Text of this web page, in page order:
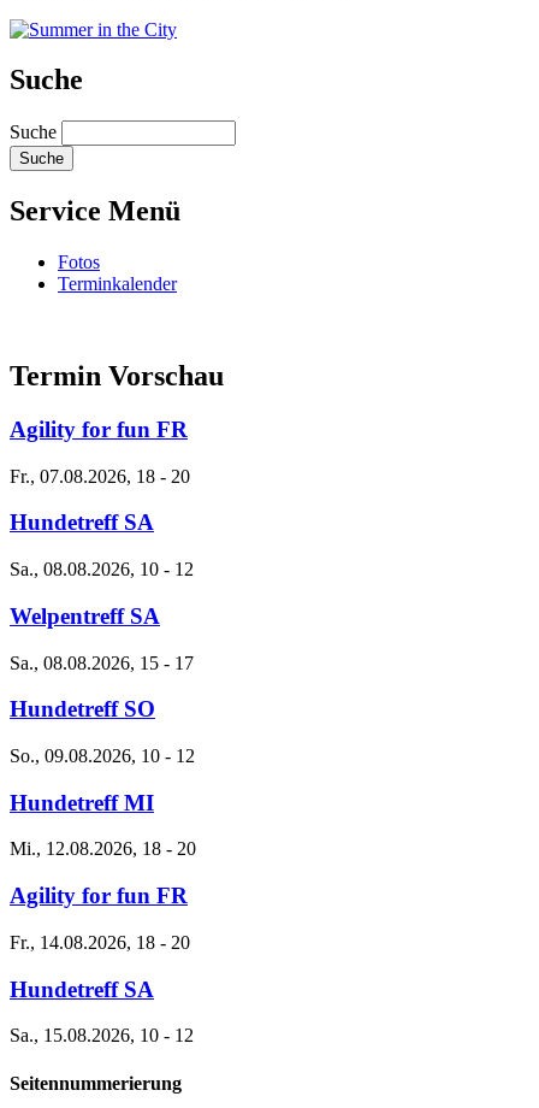
Suche
Suche
Service Menü
Fotos
Terminkalender
Termin Vorschau
Agility for fun FR
Fr., 07.08.2026, 18 - 20
Hundetreff SA
Sa., 08.08.2026, 10 - 12
Welpentreff SA
Sa., 08.08.2026, 15 - 17
Hundetreff SO
So., 09.08.2026, 10 - 12
Hundetreff MI
Mi., 12.08.2026, 18 - 20
Agility for fun FR
Fr., 14.08.2026, 18 - 20
Hundetreff SA
Sa., 15.08.2026, 10 - 12
Seitennummerierung